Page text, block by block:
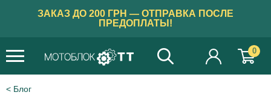
ЗАКАЗ ДО 200 ГРН — ОТПРАВКА ПОСЛЕ
ПРЕДОПЛАТЫ!
0
Блог